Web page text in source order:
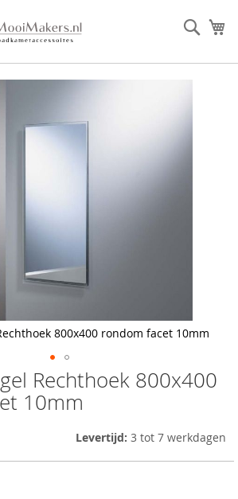
Rechthoek 800x400
10mm
Levertijd: 3 tot 7 werkdagen
800x400 rondom facet 10mm